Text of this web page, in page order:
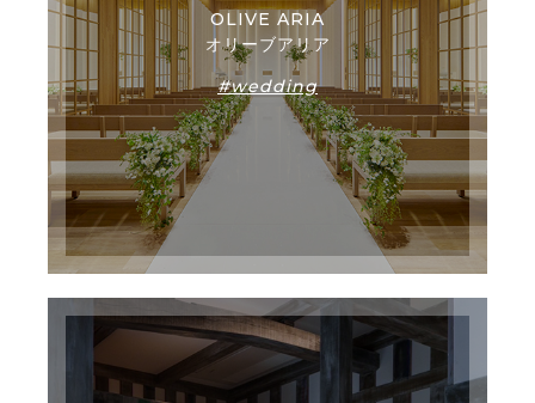
OLIVE ARIA
オリーブアリア
#wedding